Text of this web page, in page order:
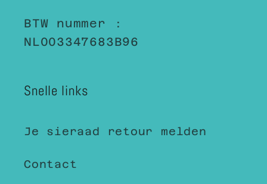
BTW nummer :
NL003347683B96
Snelle links
Je sieraad retour melden
Contact